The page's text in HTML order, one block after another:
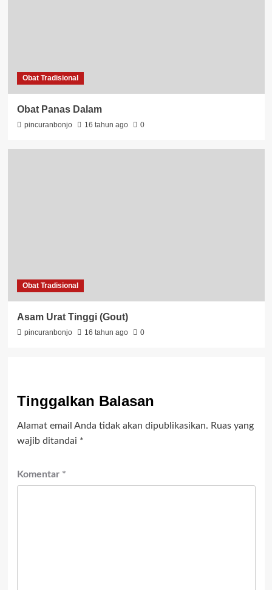
Obat Tradisional
Obat Panas Dalam
pincuranbonjo 16 tahun ago 0
Obat Tradisional
Asam Urat Tinggi (Gout)
pincuranbonjo 16 tahun ago 0
Tinggalkan Balasan
Alamat email Anda tidak akan dipublikasikan. Ruas yang
wajib ditandai *
Komentar *